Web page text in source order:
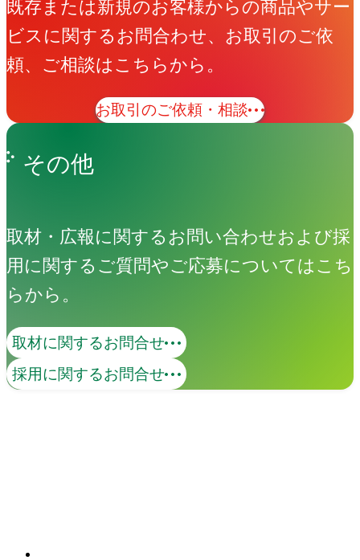
既存または新規のお客様からの商品やサー
ビスに関するお問合わせ、お取引のご依
頼、ご相談はこちらから。
お取引のご依頼・相談
その他
取材・広報に関するお問い合わせおよび採
用に関するご質問やご応募についてはこち
らから。
取材に関するお問合せ
採用に関するお問合せ
関連ソリューション
EVOKE